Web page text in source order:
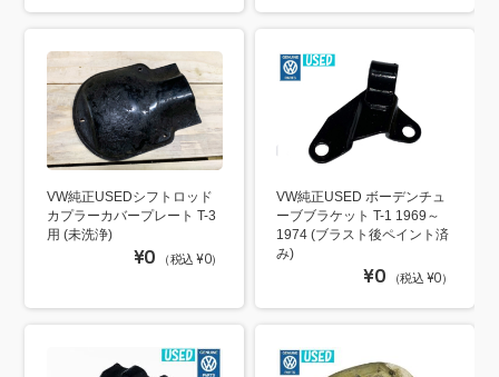
VW純正USEDシフトロッド
カプラーカバープレート T-3
用 (未洗浄)
¥0 （税込 ¥0）
VW純正USED ボーデンチュ
ーブブラケット T-1 1969～
1974 (ブラスト後ペイント済
み)
¥0 （税込 ¥0）